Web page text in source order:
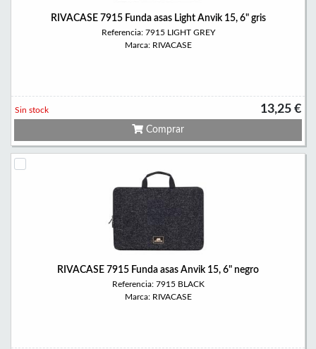
RIVACASE 7915 Funda asas Light Anvik 15, 6" gris
Referencia: 7915 LIGHT GREY
Marca: RIVACASE
13,25 €
Sin stock
Comprar
RIVACASE 7915 Funda asas Anvik 15, 6" negro
Referencia: 7915 BLACK
Marca: RIVACASE